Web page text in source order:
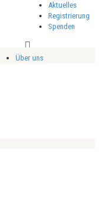
Aktuelles
Registrierung
Spenden
Über uns